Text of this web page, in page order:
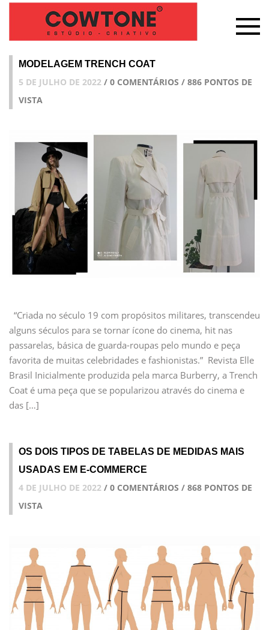
MODELAGEM TRENCH COAT
5 DE JULHO DE 2022 / 0 COMENTÁRIOS / 886 PONTOS DE
VISTA
“Criada no século 19 com propósitos militares, transcendeu
alguns séculos para se tornar ícone do cinema, hit nas
passarelas, básica de guarda-roupas pelo mundo e peça
favorita de muitas celebridades e fashionistas.” Revista Elle
Brasil Inicialmente produzida pela marca Burberry, a Trench
Coat é uma peça que se popularizou através do cinema e
das […]
OS DOIS TIPOS DE TABELAS DE MEDIDAS MAIS
USADAS EM E-COMMERCE
4 DE JULHO DE 2022 / 0 COMENTÁRIOS / 868 PONTOS DE
VISTA